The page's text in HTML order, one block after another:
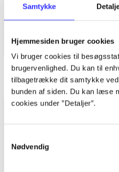
Samtykke
Hjemmesiden bruger cookies
Vi bruger cookies til
brugervenlighed. Du kan til
tilbagetrække dit samtykke ved
bunden af siden. Du kan læse
cookies under ”Detaljer”.
Nødvendig
Bind 1 -Rationalitet og magt. Bind 1
Bent Flyvbjerg